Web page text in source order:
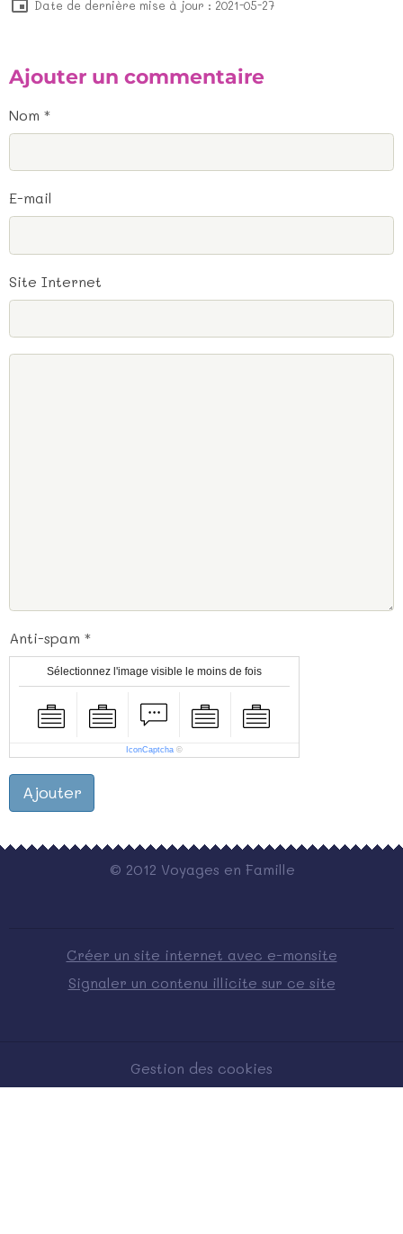
Date de dernière mise à jour : 2021-05-27
Ajouter un commentaire
Nom
E-mail
Site Internet
Anti-spam
Sélectionnez l'image visible le moins de fois
IconCaptcha ©
Ajouter
© 2012 Voyages en Famille
Créer un site internet avec e-monsite
Signaler un contenu illicite sur ce site
Gestion des cookies